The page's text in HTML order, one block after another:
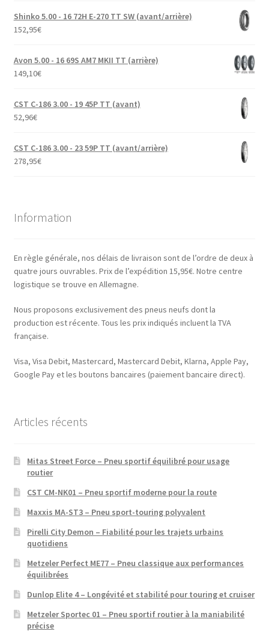
Shinko 5.00 - 16 72H E-270 TT SW (avant/arrière)
152,95€
Avon 5.00 - 16 69S AM7 MKII TT (arrière)
149,10€
CST C-186 3.00 - 19 45P TT (avant)
52,96€
CST C-186 3.00 - 23 59P TT (avant/arrière)
278,95€
Information
En règle générale, nos délais de livraison sont de l’ordre de deux à
quatre jours ouvrables. Prix de l’expédition 15,95€. Notre centre
logistique se trouve en Allemagne.
Nous proposons exclusivement des pneus neufs dont la
production est récente. Tous les prix indiqués incluent la TVA
française.
Visa, Visa Debit, Mastercard, Mastercard Debit, Klarna, Apple Pay,
Google Pay et les boutons bancaires (paiement bancaire direct).
Articles récents
Mitas Street Force – Pneu sportif équilibré pour usage
routier
CST CM-NK01 – Pneu sportif moderne pour la route
Maxxis MA-ST3 – Pneu sport-touring polyvalent
Pirelli City Demon – Fiabilité pour les trajets urbains
quotidiens
Metzeler Perfect ME77 – Pneu classique aux performances
équilibrées
Dunlop Elite 4 – Longévité et stabilité pour touring et cruiser
Metzeler Sportec 01 – Pneu sportif routier à la maniabilité
précise